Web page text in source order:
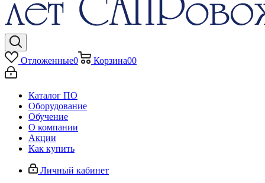
Отложенные0 Корзина00
Каталог ПО
Оборудование
Обучение
О компании
Акции
Как купить
Личный кабинет